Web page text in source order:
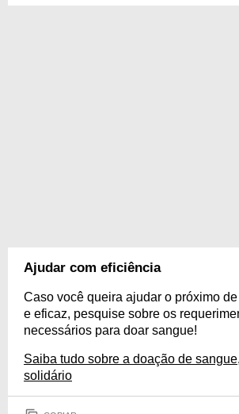
Ajudar com eficiência
Caso você queira ajudar o próximo
e eficaz, pesquise sobre os
necessários para doar sangue!
Saiba tudo sobre a doação de
solidário